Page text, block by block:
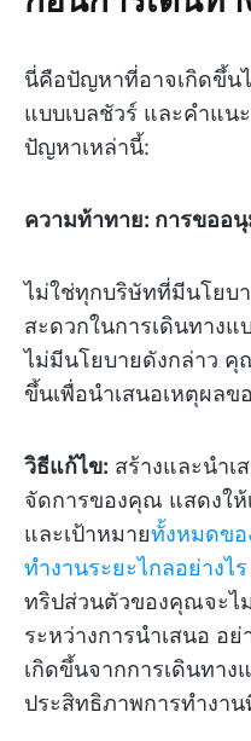
นี่คือปัญหาที่อาจเกิดขึ้น
แบบเบลชัวร์ และคำแน
ปัญหาเหล่านี้:
ความท้าทาย: การขออ
ไม่ใช่ทุกบริษัทที่มีนโยบ
สะดวกในการเดินทาง
ไม่มีนโยบายดังกล่าว คุ
ขึ้นเพื่อนำเสนอเหตุผล
วิธีแก้ไข: สร้างและนำ
จัดการของคุณ แสดงใ
และเป้าหมายทั้งหมดขอ
ทำงานระยะไกลอย่างไร
ทริปส่วนตัวของคุณจะไ
ระหว่างการนำเสนอ อ
เกิดขึ้นจากการเดินทาง
ประสิทธิภาพการทำงา